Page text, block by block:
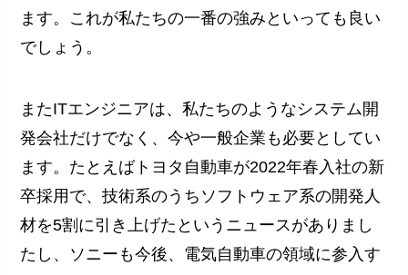
ます。これが私たちの一番の強みといっても良い
でしょう。
またITエンジニアは、私たちのようなシステム開
発会社だけでなく、今や一般企業も必要としてい
ます。たとえばトヨタ自動車が2022年春入社の新
卒採用で、技術系のうちソフトウェア系の開発人
材を5割に引き上げたというニュースがありまし
たし、ソニーも今後、電気自動車の領域に参入す